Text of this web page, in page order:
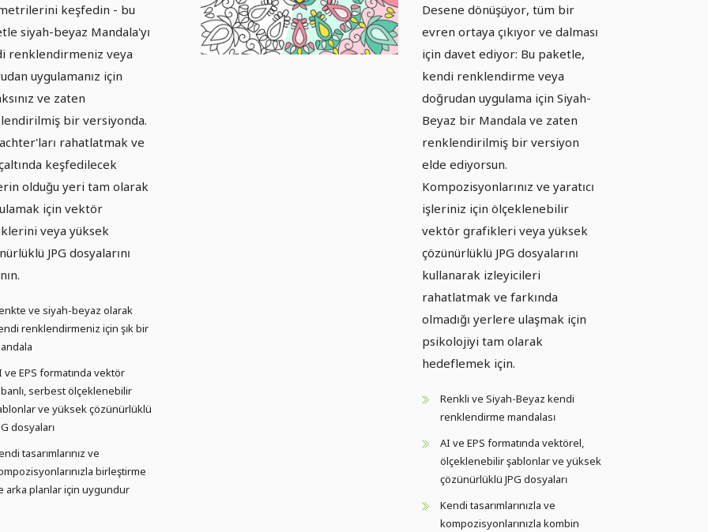
01keşfedin - bu
siyah-beyaz Mandala'yı
renklendirmeniz veya
uygulamanız için
ve zaten
bir versiyonda.
rahatlatmak ve
keşfedilecek
olduğu yeri tam olarak
için vektör
veya yüksek
JPG dosyalarını
ve siyah-beyaz olarak
renklendirmeniz için şık bir
ve EPS formatında vektör
serbest ölçeklenebilir
ve yüksek çözünürlüklü
dosyaları
tasarımlarınız ve
birleştirme
arka planlar için uygundur
02
Desene dönüşüyor, tüm bir
evren ortaya çıkıyor ve dalması
için davet ediyor: Bu paketle,
kendi renklendirme veya
doğrudan uygulama için Siyah-
Beyaz bir Mandala ve zaten
renklendirilmiş bir versiyon
elde ediyorsun.
Kompozisyonlarınız ve yaratıcı
işleriniz için ölçeklenebilir
vektör grafikleri veya yüksek
çözünürlüklü JPG dosyalarını
kullanarak izleyicileri
rahatlatmak ve farkında
olmadığı yerlere ulaşmak için
psikolojiyi tam olarak
hedeflemek için.
Renkli ve Siyah-Beyaz kendi
renklendirme mandalası
AI ve EPS formatında vektörel,
ölçeklenebilir şablonlar ve yüksek
çözünürlüklü JPG dosyaları
Kendi tasarımlarınızla ve
kompozisyonlarınızla kombin